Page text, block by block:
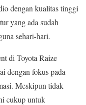
dengan kualitas tinggi
yang ada sudah
sehari-hari.
di Toyota Raize
dengan fokus pada
Meskipun tidak
cukup untuk